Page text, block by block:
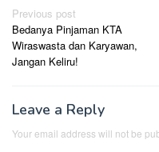
Post
navigation
Previous post
Bedanya Pinjaman KTA
Wiraswasta dan Karyawan,
Jangan Keliru!
Leave a Reply
Your email address will not be